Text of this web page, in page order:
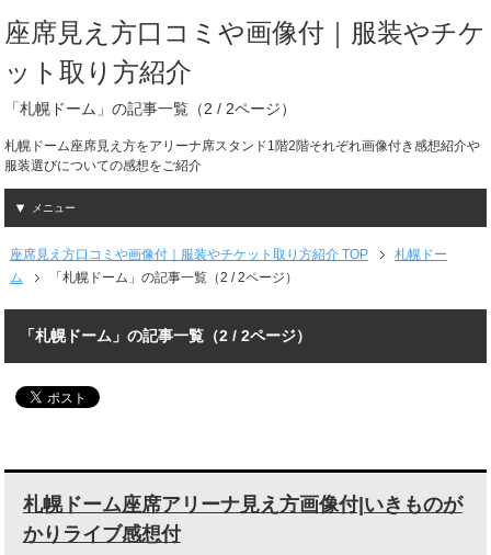
座席見え方口コミや画像付｜服装やチケ
ット取り方紹介
「札幌ドーム」の記事一覧（2 / 2ページ）
札幌ドーム座席見え方をアリーナ席スタンド1階2階それぞれ画像付き感想紹介や
服装選びについての感想をご紹介
メニュー
座席見え方口コミや画像付｜服装やチケット取り方紹介 TOP
札幌ドー
ム
「札幌ドーム」の記事一覧（2 / 2ページ）
「札幌ドーム」の記事一覧（2 / 2ページ）
札幌ドーム座席アリーナ見え方画像付|いきものが
かりライブ感想付